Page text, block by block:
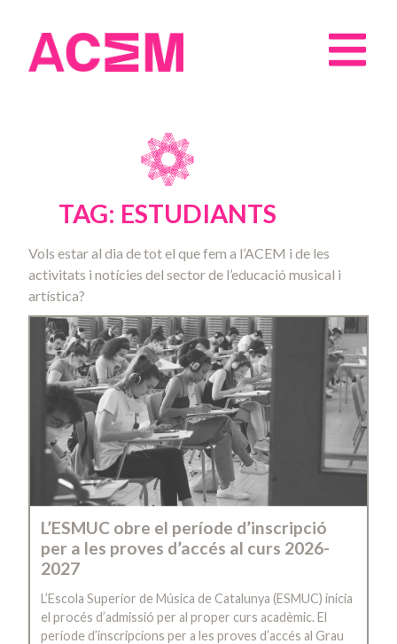
TAG: ESTUDIANTS
Vols estar al dia de tot el que fem a l’ACEM i de les
activitats i notícies del sector de l’educació musical i
artística?
L’ESMUC obre el període d’inscripció
per a les proves d’accés al curs 2026-
2027
L’Escola Superior de Música de Catalunya (ESMUC) inicia
el procés d’admissió per al proper curs acadèmic. El
període d’inscripcions per a les proves d’accés al Grau